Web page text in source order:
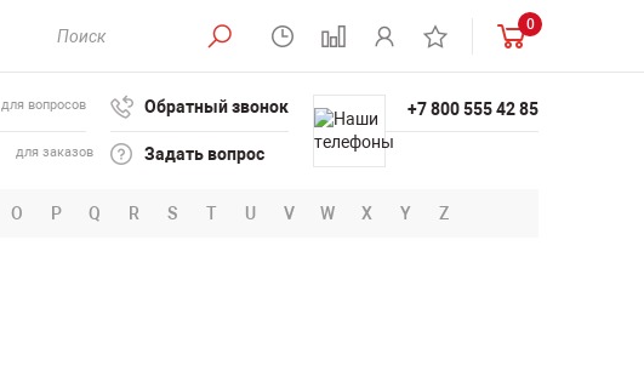
0
для вопросов
для заказов
Обратный звонок
Задать вопрос
+7 800 555 42 85
O P Q R S T U V W X Y Z